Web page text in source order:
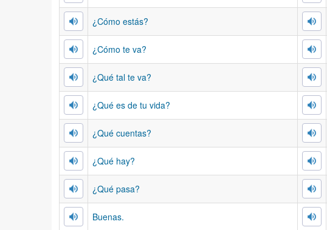
¿Cómo estás?
¿Cómo te va?
¿Qué tal te va?
¿Qué es de tu vida?
¿Qué cuentas?
¿Qué hay?
¿Qué pasa?
Buenas.